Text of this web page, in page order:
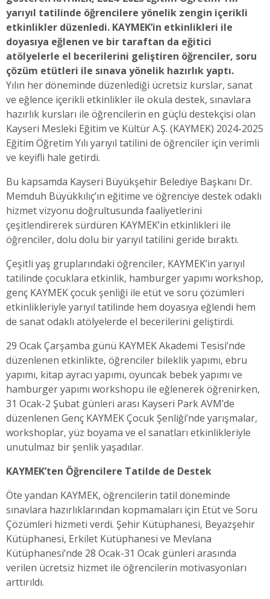
yarıyıl tatilinde öğrencilere yönelik zengin içerikli
etkinlikler düzenledi. KAYMEK’in etkinlikleri ile
doyasıya eğlenen ve bir taraftan da eğitici
atölyelerle el becerilerini geliştiren öğrenciler, soru
çözüm etütleri ile sınava yönelik hazırlık yaptı.
Yılın her döneminde düzenlediği ücretsiz kurslar, sanat
ve eğlence içerikli etkinlikler ile okula destek, sınavlara
hazırlık kursları ile öğrencilerin en güçlü destekçisi olan
Kayseri Mesleki Eğitim ve Kültür A.Ş. (KAYMEK) 2024-2025
Eğitim Öğretim Yılı yarıyıl tatilini de öğrenciler için verimli
ve keyifli hale getirdi.
Bu kapsamda Kayseri Büyükşehir Belediye Başkanı Dr.
Memduh Büyükkılıç’ın eğitime ve öğrenciye destek odaklı
hizmet vizyonu doğrultusunda faaliyetlerini
çeşitlendirerek sürdüren KAYMEK’in etkinlikleri ile
öğrenciler, dolu dolu bir yarıyıl tatilini geride bıraktı.
Çeşitli yaş gruplarındaki öğrenciler, KAYMEK’in yarıyıl
tatilinde çocuklara etkinlik, hamburger yapımı workshop,
genç KAYMEK çocuk şenliği ile etüt ve soru çözümleri
etkinlikleriyle yarıyıl tatilinde hem doyasıya eğlendi hem
de sanat odaklı atölyelerde el becerilerini geliştirdi.
29 Ocak Çarşamba günü KAYMEK Akademi Tesisi’nde
düzenlenen etkinlikte, öğrenciler bileklik yapımı, ebru
yapımı, kitap ayracı yapımı, oyuncak bebek yapımı ve
hamburger yapımı workshopu ile eğlenerek öğrenirken,
31 Ocak-2 Şubat günleri arası Kayseri Park AVM’de
düzenlenen Genç KAYMEK Çocuk Şenliği’nde yarışmalar,
workshoplar, yüz boyama ve el sanatları etkinlikleriyle
unutulmaz bir şenlik yaşadılar.
KAYMEK’ten Öğrencilere Tatilde de Destek
Öte yandan KAYMEK, öğrencilerin tatil döneminde
sınavlara hazırlıklarından kopmamaları için Etüt ve Soru
Çözümleri hizmeti verdi. Şehir Kütüphanesi, Beyazşehir
Kütüphanesi, Erkilet Kütüphanesi ve Mevlana
Kütüphanesi’nde 28 Ocak-31 Ocak günleri arasında
verilen ücretsiz hizmet ile öğrencilerin motivasyonları
arttırıldı.